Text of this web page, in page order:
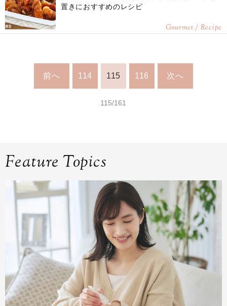
置きにおすすめのレシピ
Gourmet / Recipe
前へ 114 115 116 次へ
115/161
Feature Topics